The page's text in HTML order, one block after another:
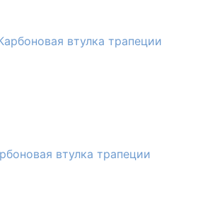
втулка трапеции